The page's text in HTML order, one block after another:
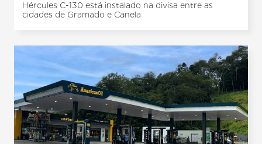
Hércules C-130 está instalado na divisa entre as
cidades de Gramado e Canela